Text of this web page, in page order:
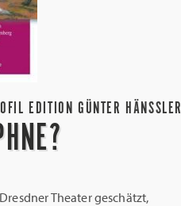
EDITION GÜNTER HÄNSSLER
Theater geschätzt,